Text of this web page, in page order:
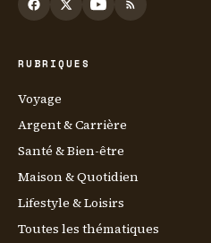
RUBRIQUES
Voyage
Argent & Carrière
Santé & Bien-être
Maison & Quotidien
Lifestyle & Loisirs
Toutes les thématiques